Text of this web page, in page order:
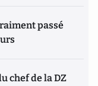
passé
chef de la DZ